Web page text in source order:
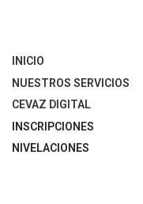
INICIO
NUESTROS SERVICIOS
CEVAZ DIGITAL
INSCRIPCIONES
NIVELACIONES